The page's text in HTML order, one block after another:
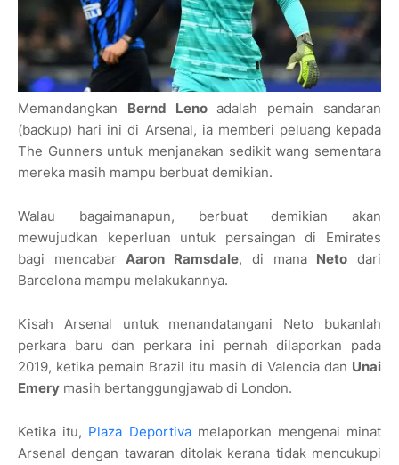
Memandangkan Bernd Lenoadalah pemain sandaran
(backup) hari ini di Arsenal, ia memberi peluang kepada
The Gunners untuk menjanakan sedikit wang sementara
mereka masih mampu berbuat demikian.
Walau bagaimanapun, berbuat demikian akan
mewujudkan keperluan untuk persaingan di Emirates
bagi mencabarAaron Ramsdale, di mana Neto dari
Barcelona mampu melakukannya.
Kisah Arsenal untuk menandatangani Neto bukanlah
perkara baru dan perkara ini pernah dilaporkan pada
2019, ketika pemain Brazil itu masih di Valencia dan Unai
Emery masih bertanggungjawab di London.
Ketika itu, Plaza Deportivamelaporkan mengenai minat
Arsenal dengan tawaran ditolak kerana tidak mencukupi